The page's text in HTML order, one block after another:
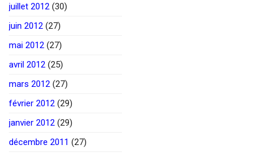
juillet 2012 (30)
juin 2012 (27)
mai 2012 (27)
avril 2012 (25)
mars 2012 (27)
février 2012 (29)
janvier 2012 (29)
décembre 2011 (27)